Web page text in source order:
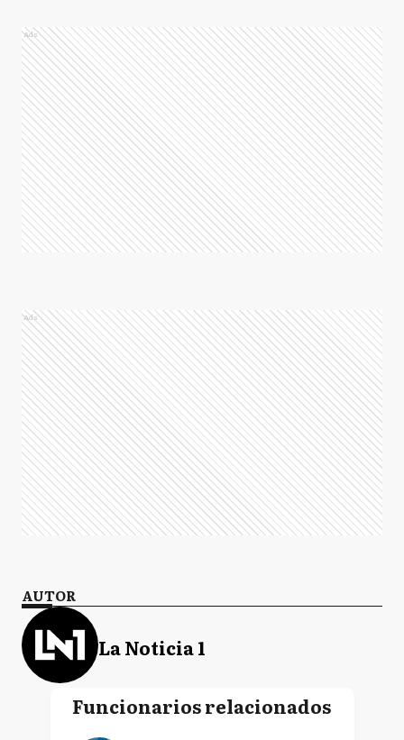
Ads
Ads
AUTOR
La Noticia 1
Funcionarios relacionados